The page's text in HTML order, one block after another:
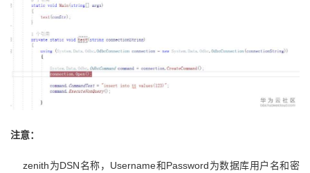
注意：
zenith为DSN名称，Username和Password为数据库用户名和密